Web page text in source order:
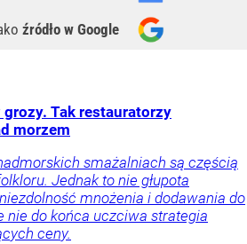
źródło w Google
Tak restauratorzy
morzem
smażalniach są częścią
Jednak to nie głupota
mnożenia i dodawania do
nie do końca uczciwa strategia
ceny.